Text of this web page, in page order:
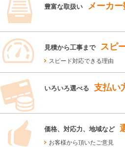
豊富な取扱い メーカ
見積から工事まで スピ
スピード対応できる理由
いろいろ選べる 支払い
価格、対応力、地域など
お客様から頂いたご意見